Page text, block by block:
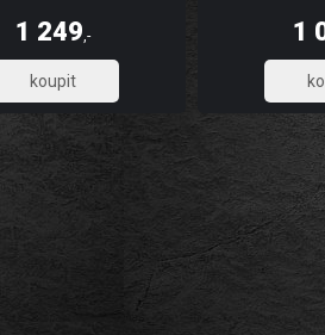
tisku. Skládá se z 5 pruhů.
1 249,-
1 032,23
digitálnímu tisku.
1